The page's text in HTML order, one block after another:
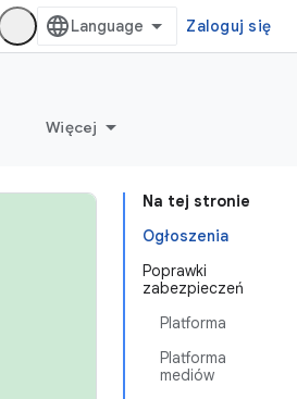
Zaloguj się
Więcej
Na tej stronie
Ogłoszenia
Poprawki
zabezpieczeń
Platforma
Platforma
mediów